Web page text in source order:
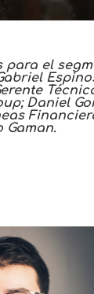
el
Daniel
Gaman.